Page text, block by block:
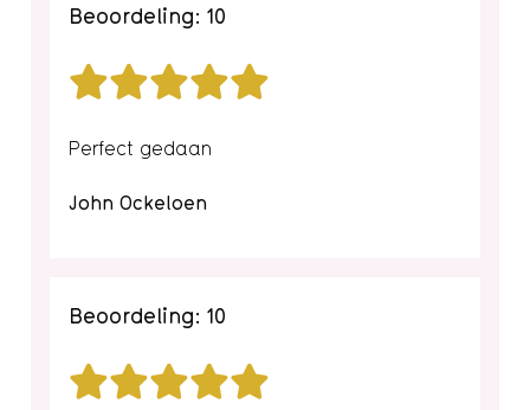
Beoordeling: 10
Perfect gedaan
John Ockeloen
Beoordeling: 10